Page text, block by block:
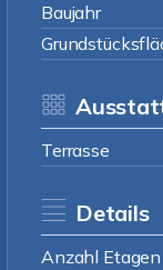
Baujahr
Terrasse
Details
Anzahl Etagen